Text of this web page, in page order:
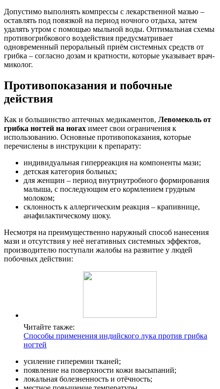
Допустимо выполнять компрессы с лекарственной мазью –
оставлять под повязкой на период ночного отдыха, затем
удалять утром с помощью мыльной воды. Оптимальная схемы
противогрибкового воздействия предусматривает
одновременный пероральный приём системных средств от
грибка – согласно дозам и кратности, которые указывает врач-
миколог.
Противопоказания и побочные
действия
Как и большинство аптечных медикаментов, Левомеколь от
грибка ногтей на ногах имеет свои ограничения к
использованию. Основные противопоказания, которые
перечислены в инструкции к препарату:
индивидуальная гиперреакция на компоненты мази;
детская категория больных;
для женщин – период внутриутробного формирования
малыша, с последующим его кормлением грудным
молоком;
склонность к аллергическим реакция – крапивнице,
анафилактическому шоку.
Несмотря на преимущественно наружный способ нанесения
мази и отсутствия у неё негативных системных эффектов,
производителю поступали жалобы на развитие у людей
побочных действии:
Читайте также:
Способы применения индийского лука против грибка
ногтей
усиление гиперемии тканей;
появление на поверхности кожи высыпаний;
локальная болезненность и отёчность;